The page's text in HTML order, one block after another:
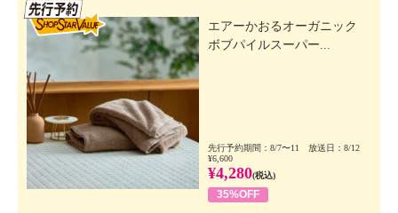
エアーかおるオーガニック
ボブパイルスーパー...
先行予約期間：8/7〜11 放送日：8/12
¥6,600
¥4,280(税込)
35%OFF